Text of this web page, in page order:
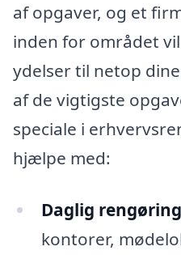
af opgaver, og et
inden for området
ydelser til netop
af de vigtigste
speciale i
hjælpe med:
Daglig
kontorer,